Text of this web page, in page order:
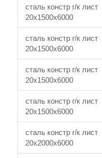
сталь констр г/к лист
20x1500x6000
сталь констр г/к лист
20x1500x6000
сталь констр г/к лист
20x1500x6000
сталь констр г/к лист
20x1500x6000
сталь констр г/к лист
20x2000x6000